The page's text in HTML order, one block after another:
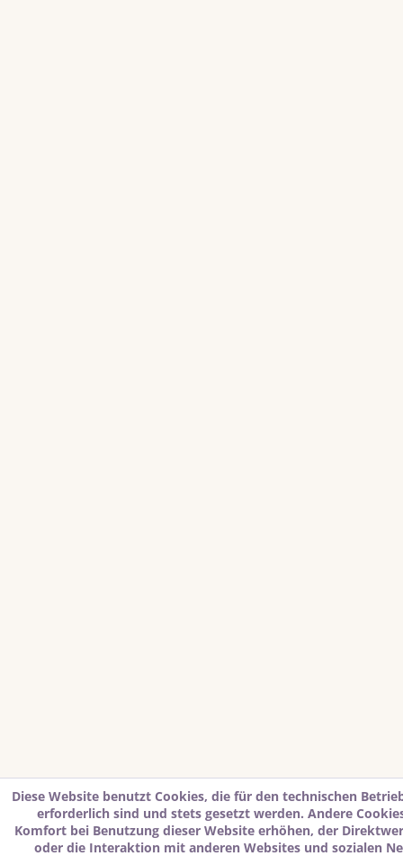
Diese Website benutzt Cookies, die für den technischen
erforderlich sind und stets gesetzt werden. Andere
Komfort bei Benutzung dieser Website erhöhen, der
oder die Interaktion mit anderen Websites und sozialen